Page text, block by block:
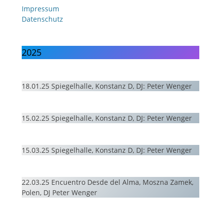
Impressum
Datenschutz
2025
18.01.25 Spiegelhalle, Konstanz D, DJ: Peter Wenger
15.02.25 Spiegelhalle, Konstanz D, DJ: Peter Wenger
15.03.25 Spiegelhalle, Konstanz D, DJ: Peter Wenger
22.03.25 Encuentro Desde del Alma, Moszna Zamek,
Polen, DJ Peter Wenger